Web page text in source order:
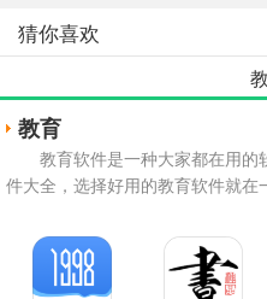
猜你喜欢
教育
教育软件是一种大家都在用
件大全，选择好用的教育软件就在